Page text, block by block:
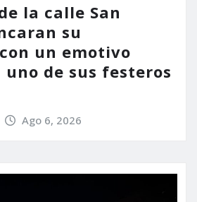
la calle San
su
un emotivo
uno de sus festeros
Ago 6, 2026